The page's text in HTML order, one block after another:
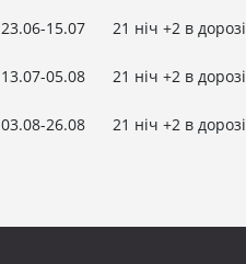
23.06-15.07 21 ніч +2 в дорозі
13.07-05.08 21 ніч +2 в дорозі
03.08-26.08 21 ніч +2 в дорозі